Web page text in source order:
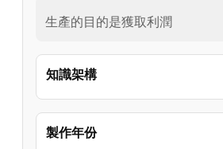
生產的目的是獲取利潤
知識架構
製作年份